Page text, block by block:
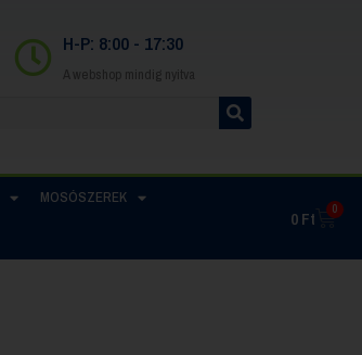
H-P: 8:00 - 17:30
A webshop mindig nyitva
MOSÓSZEREK
0Ft 0